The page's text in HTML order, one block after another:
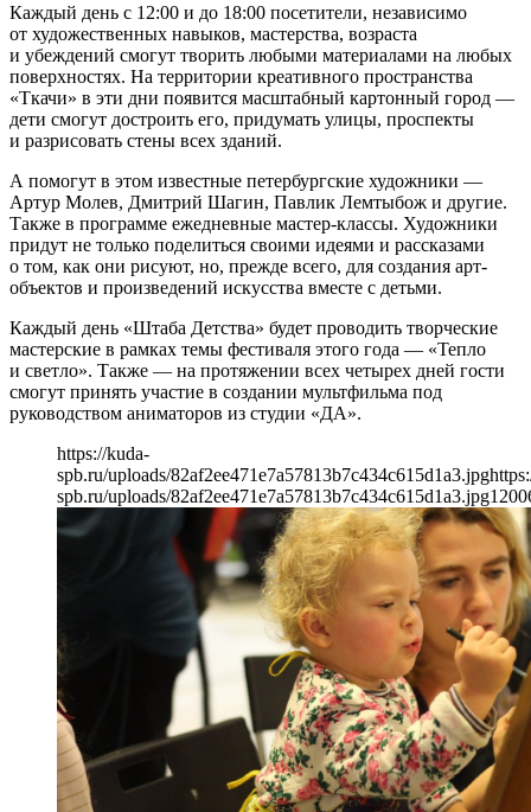
Каждый день с 12:00 и до 18:00 посетители, независимо
от художественных навыков, мастерства, возраста
и убеждений смогут творить любыми материалами на любых
поверхностях. На территории креативного пространства
«Ткачи» в эти дни появится масштабный картонный город —
дети смогут достроить его, придумать улицы, проспекты
и разрисовать стены всех зданий.
А помогут в этом известные петербургские художники —
Артур Молев, Дмитрий Шагин, Павлик Лемтыбож и другие.
Также в программе ежедневные мастер-классы. Художники
придут не только поделиться своими идеями и рассказами
о том, как они рисуют, но, прежде всего, для создания арт-
объектов и произведений искусства вместе с детьми.
Каждый день «Штаба Детства» будет проводить творческие
мастерские в рамках темы фестиваля этого года — «Тепло
и светло». Также — на протяжении всех четырех дней гости
смогут принять участие в создании мультфильма под
руководством аниматоров из студии «ДА».
https://kuda-
spb.ru/uploads/82af2ee471e7a57813b7c434c615d1a3.jpg
spb.ru/uploads/82af2ee471e7a57813b7c434c615d1a3.jpg1200